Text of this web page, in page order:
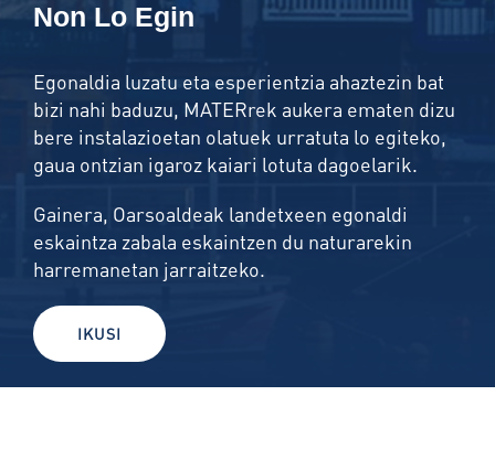
Non Lo Egin
Egonaldia luzatu eta esperientzia ahaztezin bat
bizi nahi baduzu, MATERrek aukera ematen dizu
bere instalazioetan olatuek urratuta lo egiteko,
gaua ontzian igaroz kaiari lotuta dagoelarik.
Gainera, Oarsoaldeak landetxeen egonaldi
eskaintza zabala eskaintzen du naturarekin
harremanetan jarraitzeko.
IKUSI